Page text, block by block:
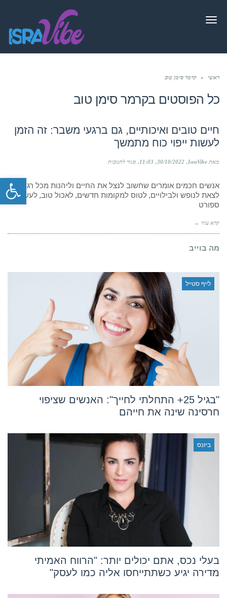
תפריט
ראשי » קרמר סימן טוב
כל הפוסטים בקרמר סימן טוב
חיים טובים ואיכותיים, גם ברגעי משבר: זה הזמן
לעשות ייפוי כוח מתמשך
מאת IsraVibe 30/10/2022
11:03 סגור לתגובות
ואיכותיים,
גם
לעשות
אנשים חכמים אומרים שחשוב לנצל את החיים וליהנות מכל רגע:
לצאת לנופש ולבילויים, לטוס למקומות חדשים, לאכול טוב, לעשות
ספורט
קרא עוד ←
מה בוייב
לייף סטייל
"בגיל 25+ התחלתי לחייך": האנשים שציפוי
חרסינה שינה את חייהם
ביזנס
בעלי נכס, אתם יכולים יותר: "הרווח האמיתי
מדירה יגיע כשתתייחסו אליה כמו לעסק"
פתח